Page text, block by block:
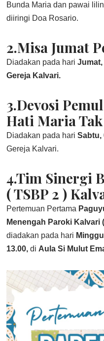
Bunda Maria dan pawai
diiringi Doa Rosario.
2.Misa Jumat
Diadakan pada hariJumat,
Gereja Kalvari.
3.Devosi
Hati Maria
Diadakan pada hariSabtu,
Gereja Kalvari.
4.Tim Sinergi
( TSBP 2 )
Pertemuan Pertama
Menengah Paroki Kalvari
diadakan pada hari
13.00, di Aula Si Mulut